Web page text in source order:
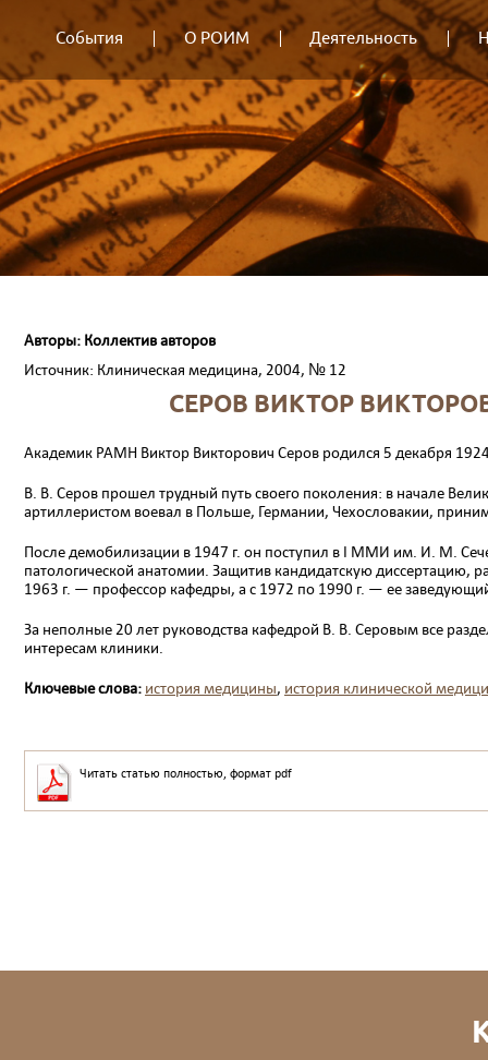
События О РОИМ Деятельность
Авторы: Коллектив авторов
Источник: Клиническая медицина, 2004, № 12
СЕРОВ ВИКТОР
Академик РАМН Виктор Викторович Серов родился 5 декабря
В. В. Серов прошел трудный путь своего поколения: в начале
артиллеристом вое­вал в Польше, Германии, Чехословакии,
После демобилизации в 1947 г. он поступил в I ММИ им. И. М.
патологи­ческой анатомии. Защитив кандидатскую диссертацию,
1963 г. — профессор кафедры, а с 1972 по 1990 г. — ее
За неполные 20 лет руководства кафедрой В. В. Серо­вым все
интересам клиники.
Ключевые слова: история медицины, история клинической
Читать статью полностью, формат pdf